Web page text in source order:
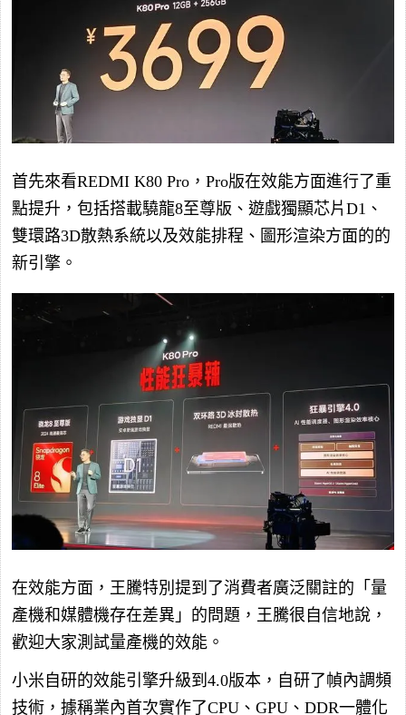
首先來看REDMI K80 Pro，Pro版在效能方面進行了重
點提升，包括搭載驍龍8至尊版、遊戲獨顯芯片D1、
雙環路3D散熱系統以及效能排程、圖形渲染方面的的
新引擎。
在效能方面，王騰特別提到了消費者廣泛關註的「量
產機和媒體機存在差異」的問題，王騰很自信地說，
歡迎大家測試量產機的效能。
小米自研的效能引擎升級到4.0版本，自研了幀內調頻
技術，據稱業內首次實作了CPU、GPU、DDR一體化